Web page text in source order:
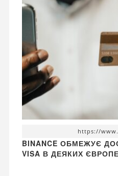
https://
BINANCE ОБМЕЖУЄ
VISA В ДЕЯКИХ